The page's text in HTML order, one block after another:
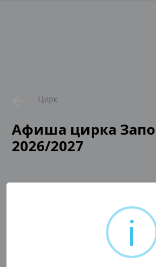
Цирк
Афиша цирка
2026/2027
i